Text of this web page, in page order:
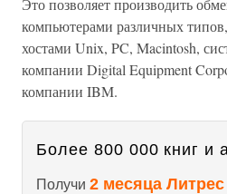
Это позволяет производить
компьютерами различных
хостами Unix, PC, Macintosh,
компании Digital Equipment
компании IBM.
Более 800 000 книг и
Получи 2 месяца